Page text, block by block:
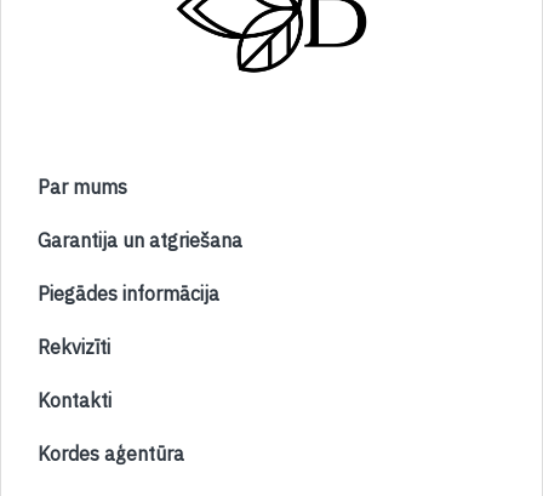
Par mums
Garantija un atgriešana
Piegādes informācija
Rekvizīti
Kontakti
Kordes aģentūra